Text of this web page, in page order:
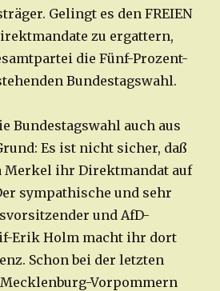
Gelingt es den FREIEN
zu ergattern,
die Fünf-Prozent-
Bundestagswahl.
Bundestagswahl auch aus
Es ist nicht sicher, daß
Merkel ihr Direktmandat auf
sympathische und sehr
und AfD-
Erik Holm macht ihr dort
Schon bei der letzten
Vorpommern